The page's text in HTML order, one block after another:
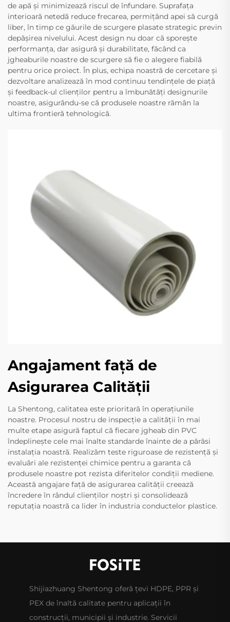
de apă și minimizează riscul de înfundare. Suprafața
interioară netedă reduce frecarea, permițând apei să curgă
liber, în timp ce găurile de scurgere plasate strategic previn
depășirea nivelului. Acest design nu doar că sporește
performanța, dar asigură și durabilitate, făcând ca
jgheaburile noastre de scurgere să fie o alegere fiabilă
pentru orice proiect. În plus, echipa noastră de cercetare și
dezvoltare analizează în mod continuu tendințele de piață
și feedback-ul clienților pentru a îmbunătăți designurile
noastre, asigurându-se că produsele noastre rămân la
ultima frontieră tehnologică.
Angajament față de
Asigurarea Calității
La Shentong, calitatea este prioritară în operațiunile
noastre. Procesul nostru de inspecție a calității în mai
multe etape asigură faptul că fiecare jgheab din PVC
îndeplinește cele mai înalte standarde înainte de a părăsi
instalația noastră. Realizăm teste riguroase de rezistență și
evaluări ale rezistenței chimice pentru a garanta că
produsele noastre pot rezista diferitelor condiții mediene.
Această angajare față de asigurarea calității creează
încredere în rândul clienților noștri și consolidează
reputația noastră ca lider în industria conductelor plastice.
Shijiazhuang Shentong oferă țevi HDPE, PPR și
PEX de înaltă calitate pentru aplicații în
construcții, municipii și industrie. Servicii